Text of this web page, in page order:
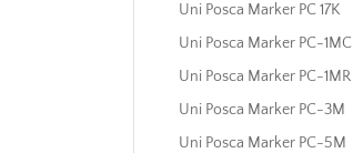
Uni Posca Marker PC 17K
Uni Posca Marker PC-1MC
Uni Posca Marker PC-1MR
Uni Posca Marker PC-3M
Uni Posca Marker PC-5M